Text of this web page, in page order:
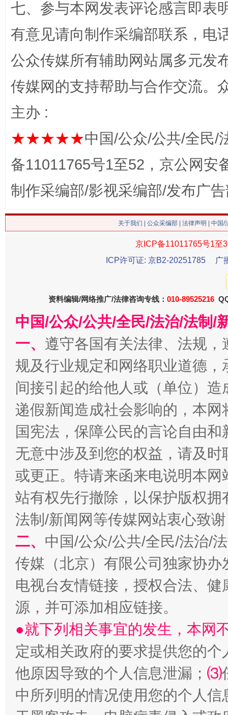
网上购药对药下症？
谢
在谋一域中谋全局
今
习近平的博鳌关键词
魏明亮
“刷贴”乱象丛生
生
七、参与本网发表评论感言即表
有意见请向制作采编部联系，电
公众传媒所有辅助网站属多元发
传媒网的支持帮助与合作交流。
主办 :
★★★★★中国/公众/公共/全民/
备11011765号1至52，京公网安
制作采编部/影视采编部/发布广
关于我们 公众采编部 法律声明 | 中国
京ICP备11011765号1至
ICP许可证: 京B2-20251785
广
资料编辑/网络推广/法律咨询专线： 010-89525216
中国/公众/公共/全民/法治/法制/
一、 遵守各国有关法律、法规
规及行业规定和网络职业道德
间接引起的给他人或（单位）
递假新闻造成社会影响的，本
国宪法，保障公民的言论自由
无意中涉及到您的权益，请及
或更正。特请来函来电说明本
站有权先行撤除，以保护版权
法制/新闻网等传媒网站衷心致
二、 中国/公众/公共/全民/法治/
传媒（北京）有限公司独家协
电视台友情链接，授权合法、
源，并可添加相应链接。
●就下列相关事宜的发生，本网
定或相关政府的要求提供您的个
他原因导致的个人信息泄漏； ⑶
中所列明的情况使用您的个人